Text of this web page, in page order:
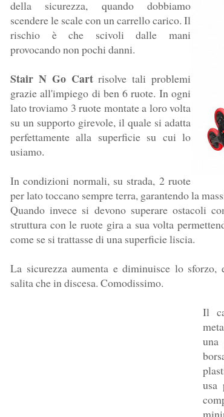
della sicurezza, quando dobbiamo
scendere le scale con un carrello carico. Il
rischio è che scivoli dalle mani
provocando non pochi danni.
Stair N Go Cartrisolve tali problemi
grazie all'impiego di ben 6 ruote. In ogni
lato troviamo 3 ruote montate a loro volta
su un supporto girevole, il quale si adatta
perfettamente alla superficie su cui lo
usiamo.
In condizioni normali, su strada, 2 ruote
per lato toccano sempre terra, garantendo la
Quando invece si devono superare ostacoli
struttura con le ruote gira a sua volta
come se si trattasse di una superficie liscia.
La sicurezza aumenta e diminuisce lo
salita che in discesa. Comodissimo.
Il
una
usa